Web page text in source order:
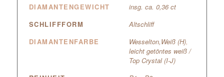
DIAMANTENGEWICHT
insg. ca. 0,36 ct
SCHLIFFFORM
Altschliff
DIAMANTENFARBE
Wesselton,Weiß (H),
leicht getöntes weiß /
Top Crystal (I-J)